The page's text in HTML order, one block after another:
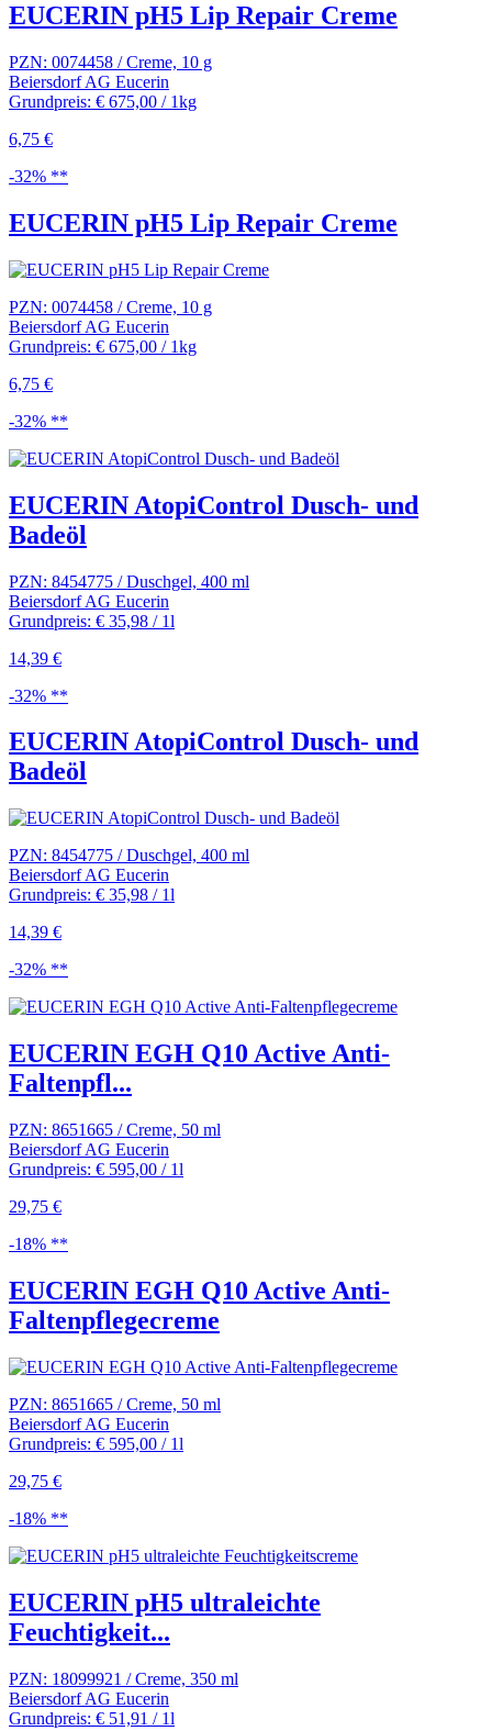
EUCERIN pH5 Lip Repair Creme
PZN: 0074458 / Creme, 10 g
Beiersdorf AG Eucerin
Grundpreis: € 675,00 / 1kg
6,75 €
-32% **
EUCERIN pH5 Lip Repair Creme
PZN: 0074458 / Creme, 10 g
Beiersdorf AG Eucerin
Grundpreis: € 675,00 / 1kg
6,75 €
-32% **
EUCERIN AtopiControl Dusch- und
Badeöl
PZN: 8454775 / Duschgel, 400 ml
Beiersdorf AG Eucerin
Grundpreis: € 35,98 / 1l
14,39 €
-32% **
EUCERIN AtopiControl Dusch- und
Badeöl
PZN: 8454775 / Duschgel, 400 ml
Beiersdorf AG Eucerin
Grundpreis: € 35,98 / 1l
14,39 €
-32% **
EUCERIN EGH Q10 Active Anti-
Faltenpfl...
PZN: 8651665 / Creme, 50 ml
Beiersdorf AG Eucerin
Grundpreis: € 595,00 / 1l
29,75 €
-18% **
EUCERIN EGH Q10 Active Anti-
Faltenpflegecreme
PZN: 8651665 / Creme, 50 ml
Beiersdorf AG Eucerin
Grundpreis: € 595,00 / 1l
29,75 €
-18% **
EUCERIN pH5 ultraleichte
Feuchtigkeit...
PZN: 18099921 / Creme, 350 ml
Beiersdorf AG Eucerin
Grundpreis: € 51,91 / 1l